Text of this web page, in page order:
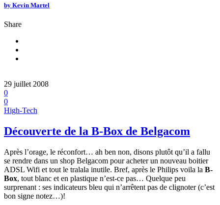
by Kevin Martel
Share
29 juillet 2008
0
0
High-Tech
Découverte de la B-Box de Belgacom
Après l’orage, le réconfort… ah ben non, disons plutôt qu’il a fallu
se rendre dans un shop Belgacom pour acheter un nouveau boitier
ADSL Wifi et tout le tralala inutile. Bref, après le Philips voila la B-
Box, tout blanc et en plastique n’est-ce pas… Quelque peu
surprenant : ses indicateurs bleu qui n’arrêtent pas de clignoter (c’est
bon signe notez…)!